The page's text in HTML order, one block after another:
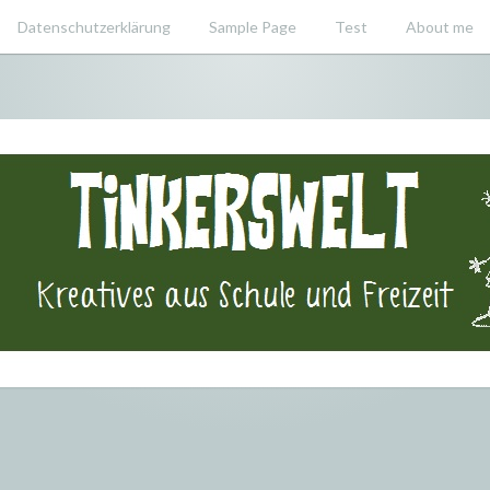
Datenschutzerklärung Sample Page Test About me